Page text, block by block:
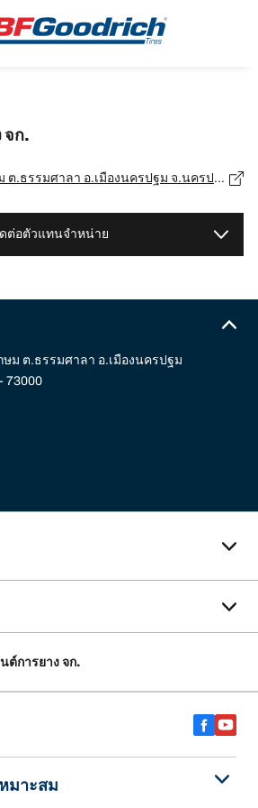
จก.
213/1-6 ม.5 ถ.เพชรเกษม ต.ธรรมศาลา อ.เมืองนครปฐม จ.นครปฐม, นครปฐม - 73000
ต่อตัวแทนจำหน่าย
ษม ต.ธรรมศาลา อ.เมืองนครปฐม
73000
ต์การยาง จก.
มาะสม